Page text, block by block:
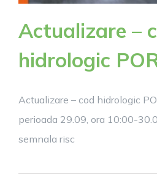
Actualizare –
hidrologic
Actualizare – cod hidrologic
perioada 29.09, ora 10:00-
semnala risc